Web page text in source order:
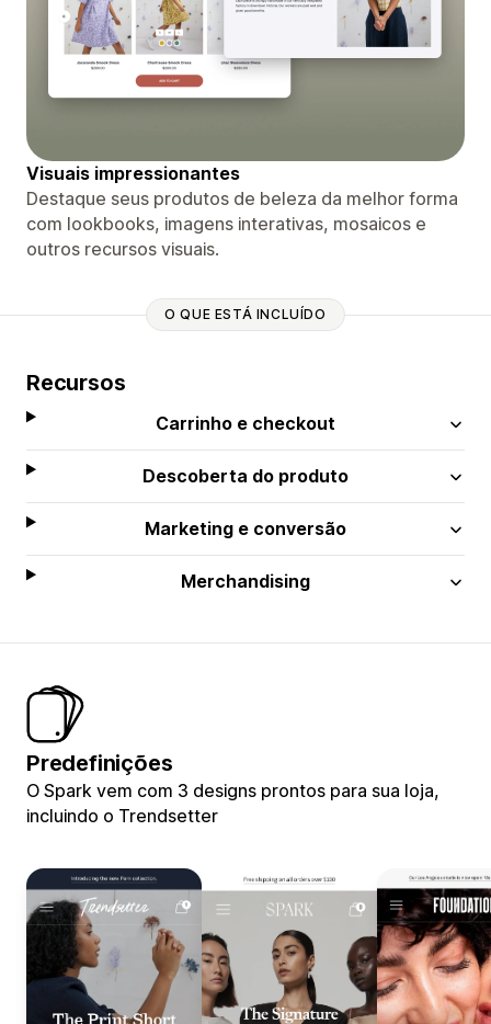
Visuais impressionantes
Destaque seus produtos de beleza da melhor forma
com lookbooks, imagens interativas, mosaicos e
outros recursos visuais.
O QUE ESTÁ INCLUÍDO
Recursos
Carrinho e checkout
Descoberta do produto
Marketing e conversão
Merchandising
Predefinições
O Spark vem com 3 designs prontos para sua loja,
incluindo o Trendsetter